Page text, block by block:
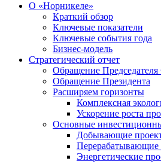
О «Норникеле»
Краткий обзор
Ключевые показатели
Ключевые события года
Бизнес-модель
Стратегический отчет
Обращение Председателя
Обращение Президента
Расширяем горизонты
Комплексная
Ускорение роста
Основные
Добывающие
Перерабатывающие
Энергетические